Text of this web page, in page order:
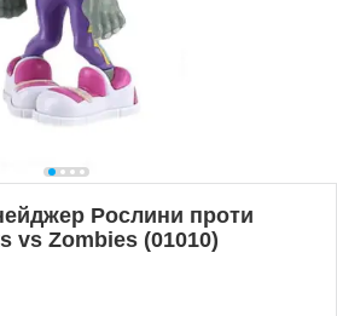
Рослини проти
vs Zombies (01010)